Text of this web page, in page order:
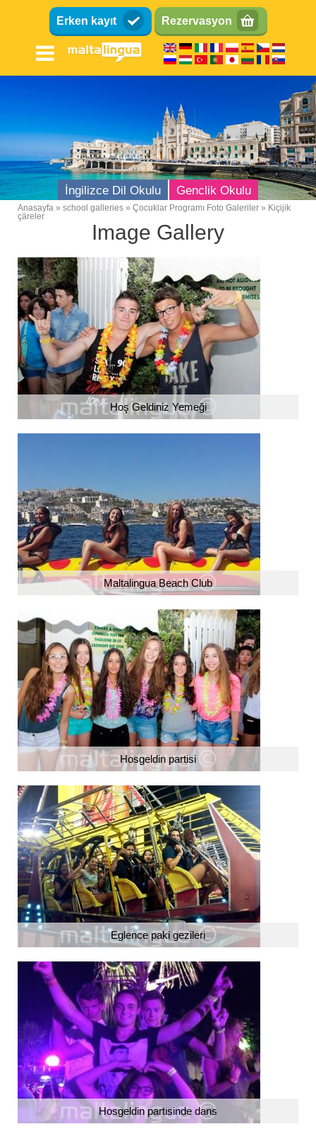
Erken kayıt Rezervasyon
İngilizce Dil Okulu Genclik Okulu
Breadcrumb
Anasayfa school galleries Çocuklar Programı Foto Galeriler
Kiçijik
çäreler
Image Gallery
Hoş Geldiniz Yemeği
Maltalingua Beach Club
Hosgeldin partisi
Eglence paki gezileri
Hosgeldin partisinde dans